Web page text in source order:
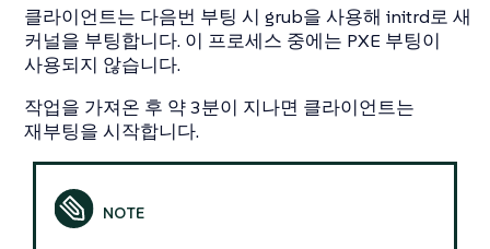
클라이언트는 다음번 부팅 시 grub을 사용해 initrd로 새
커널을 부팅합니다. 이 프로세스 중에는 PXE 부팅이
사용되지 않습니다.
작업을 가져온 후 약 3분이 지나면 클라이언트는
재부팅을 시작합니다.